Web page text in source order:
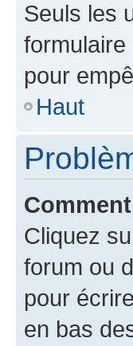
Seuls les
formulaire
pour
Haut
Cliquez
forum ou
pour
en bas